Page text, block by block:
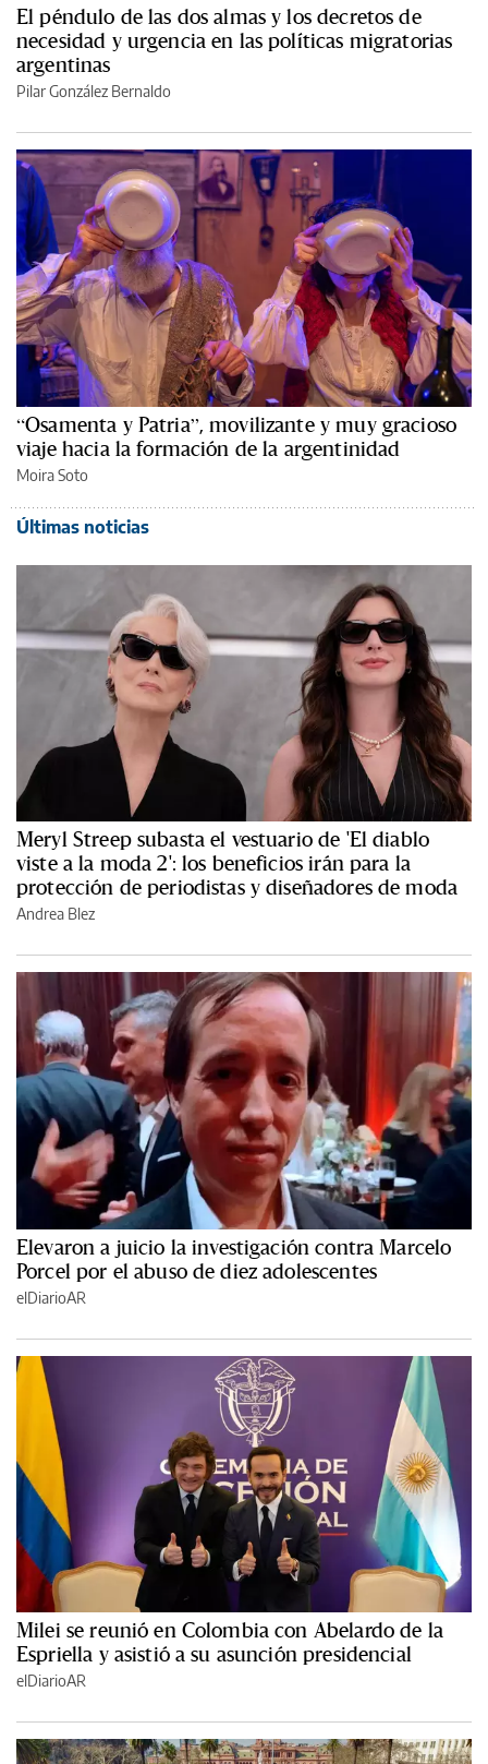
El péndulo de las dos almas y los decretos de
necesidad y urgencia en las políticas migratorias
argentinas
Pilar González Bernaldo
“Osamenta y Patria”, movilizante y muy gracioso
viaje hacia la formación de la argentinidad
Moira Soto
Últimas noticias
Meryl Streep subasta el vestuario de 'El diablo
viste a la moda 2': los beneficios irán para la
protección de periodistas y diseñadores de moda
Andrea Blez
Elevaron a juicio la investigación contra Marcelo
Porcel por el abuso de diez adolescentes
elDiarioAR
Milei se reunió en Colombia con Abelardo de la
Espriella y asistió a su asunción presidencial
elDiarioAR